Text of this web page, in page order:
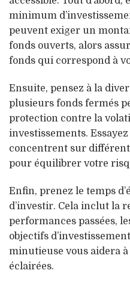
minimum
peuvent exiger un
fonds ouverts, alors
fonds qui correspond à
Ensuite, pensez à la
plusieurs fonds fermés
protection contre la
investissements.
concentrent sur
pour équilibrer votre
Enfin, prenez le temps
d’investir. Cela inclut la
performances passées,
objectifs
minutieuse vous aidera
éclairées.